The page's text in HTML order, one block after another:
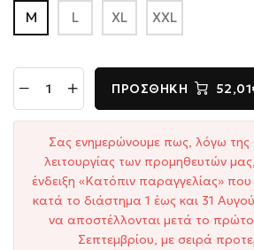
M L XL XXL
ΠΡΟΣΘΉΚΗ
Σας ενημερώνουμε πως, λόγω της
λειτουργίας των προμηθευτών
ένδειξη «Κατόπιν παραγγελίας»
κατά το διάστημα 1 έως και 31
να αποστέλλονται μετά το
Σεπτεμβρίου, με σειρά